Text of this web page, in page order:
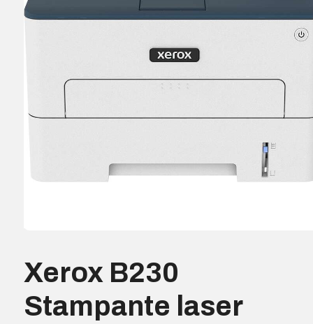
Xerox B230
Stampante laser